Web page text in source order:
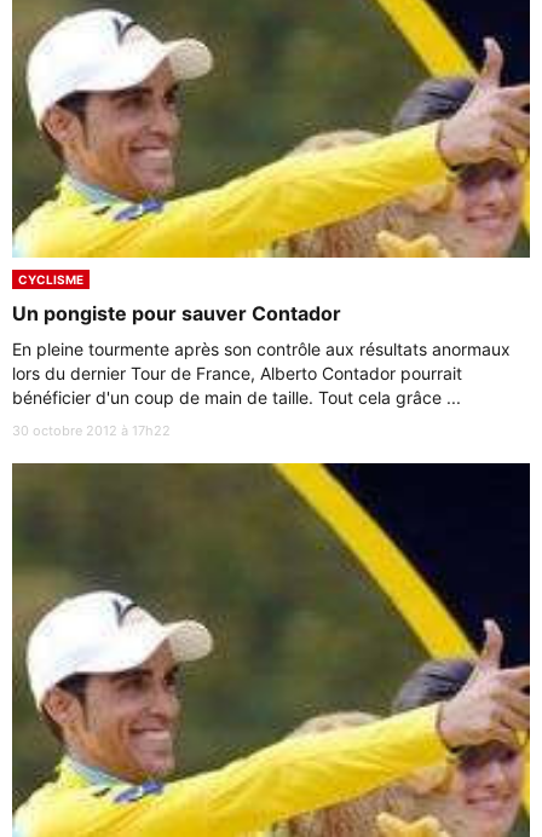
CYCLISME
Un pongiste pour sauver Contador
En pleine tourmente après son contrôle aux résultats anormaux
lors du dernier Tour de France, Alberto Contador pourrait
bénéficier d'un coup de main de taille. Tout cela grâce ...
30 octobre 2012 à 17h22